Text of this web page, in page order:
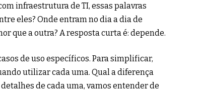
infraestrutura de TI, essas palavras
eles? Onde entram no dia a dia de
que a outra? A resposta curta é: depende.
de uso específicos. Para simplificar,
utilizar cada uma. Qual a diferença
de cada uma, vamos entender de